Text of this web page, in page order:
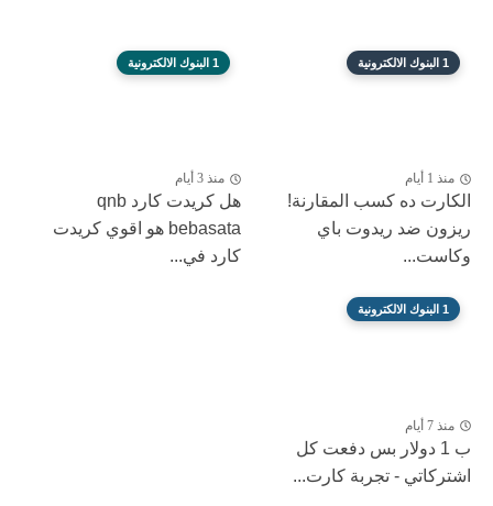
1 البنوك الالكترونية
منذ 1 أيام
الكارت ده كسب المقارنة!
ريزون ضد ريدوت باي
وكاست...
1 البنوك الالكترونية
منذ 3 أيام
هل كريدت كارد qnb
bebasata هو اقوي كريدت
كارد في...
1 البنوك الالكترونية
منذ 7 أيام
ب 1 دولار بس دفعت كل
اشتركاتي - تجربة كارت...